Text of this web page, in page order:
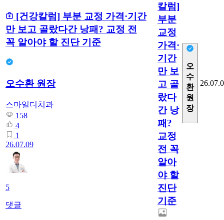
[건강칼럼] 부분 교정 가격·기간
만 보고 골랐다간 낭패? 교정 전
꼭 알아야 할 진단 기준
오수환 원장
스마일디치과
158
4
1
26.07.09
5
댓글
칼럼]
부분
교정
가격·
기간
만 보
고 골
랐다
간 낭
패?
교정
전 꼭
알아
야 할
진단
기준
오
수
환
원
장